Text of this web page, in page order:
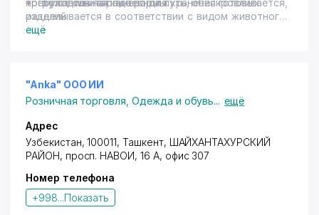
• холодильная камера для хранения готовых
изделий
требуют санитарные нормы.
погружается на подвесной путь, обескровливается,
разделывается в соответствии с видом животного.
На этом этапе важно соблюдать ветеринарный и
устанавливается так, чтобы его впоследствии
можно было промыть и продезинфицировать.
ещё
"Anka" ООО ИИ
Розничная торговля ,Одежда и обувь... ещё
Адрес
Узбекистан, 100011, Ташкент, ШАЙХАНТАХУРСКИЙ
РАЙОН, просп. НАВОИ, 16 А, офис 307
Номер телефона
+998...Показать